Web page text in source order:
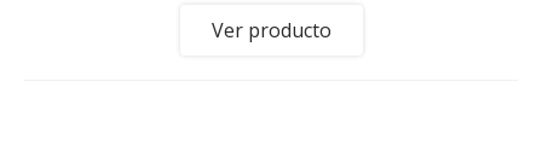
Ver producto